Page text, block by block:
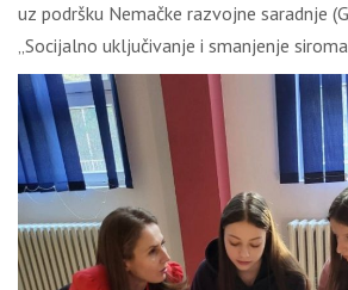
uz podršku Nemačke razvojne saradnje
„Socijalno uključivanje i smanjenje